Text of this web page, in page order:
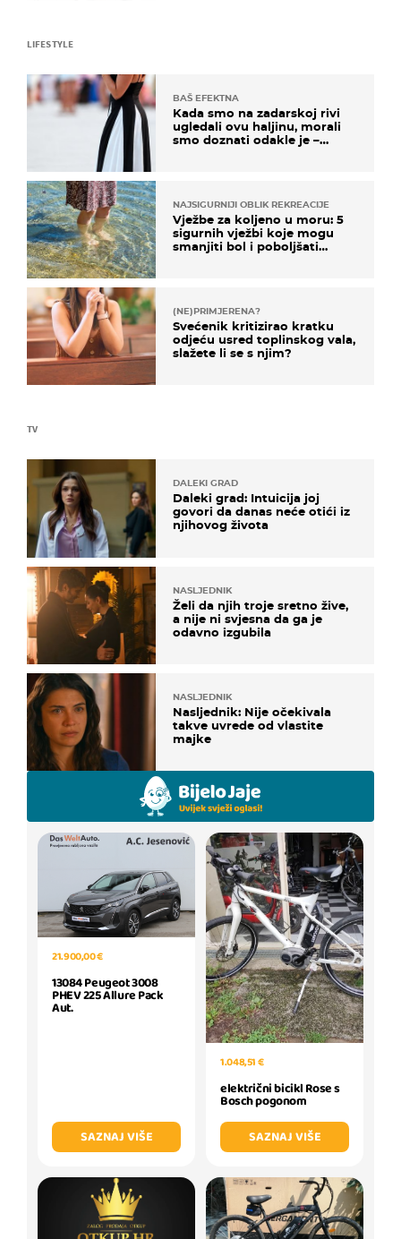
TV
DALEKI GRAD
Daleki grad: Intuicija joj
govori da danas neće otići iz
njihovog života
NASLJEDNIK
Želi da njih troje sretno žive,
a nije ni svjesna da ga je
odavno izgubila
NASLJEDNIK
Nasljednik: Nije očekivala
takve uvrede od vlastite
majke
LIFESTYLE
BAŠ EFEKTNA
Kada smo na zadarskoj rivi
ugledali ovu haljinu, morali
smo doznati odakle je –
NAJSIGURNIJI OBLIK REKREACIJE
Vježbe za koljeno u moru: 5
sigurnih vježbi koje mogu
smanjiti bol i poboljšati
(NE)PRIMJERENA?
Svećenik kritizirao kratku
odjeću usred toplinskog vala,
slažete li se s njim?
21.900,00 €
13084 Peugeot 3008
PHEV 225 Allure Pack
Aut.
SAZNAJ VIŠE
1.048,51 €
električni bicikl Rose s
Bosch pogonom
SAZNAJ VIŠE